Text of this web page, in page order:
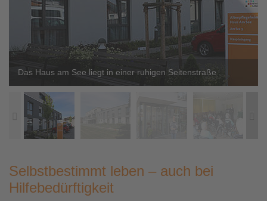
Das Haus am See liegt in einer ruhigen Seitenstraße
Selbstbestimmt leben – auch bei
Hilfebedürftigkeit